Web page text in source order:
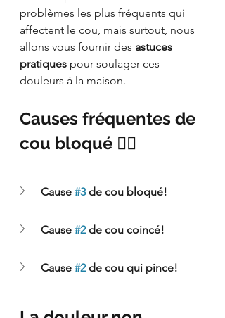
problèmes les plus fréquents qui
affectent le cou, mais surtout, nous
allons vous fournir des astuces
pratiques pour soulager ces
douleurs à la maison.
Causes fréquentes de
cou bloqué 💆‍♂️
Cause #3 de cou bloqué!
Cause #2 de cou coincé!
Cause #2 de cou qui pince!